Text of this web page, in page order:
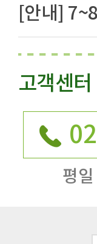
[안내]
고객센터
평